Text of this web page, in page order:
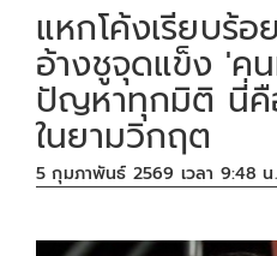
แหกโค้งเรียบร้
อ้างชูจุดแข็ง 'ค
ปัญหาทุกมิติ นี่
ในยามวิกฤต
5 กุมภาพันธ์ 2569 เวลา 9:48 น.